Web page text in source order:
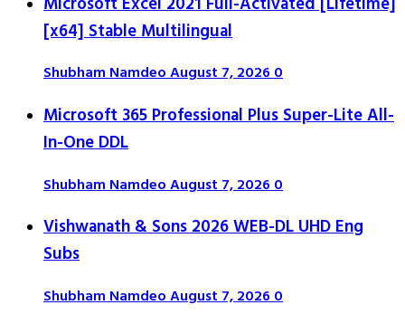
[x64] Stable Multilingual
Shubham NamdeoAugust 7, 20260
Microsoft 365 Professional Plus Super-Lite All-
In-One DDL
Shubham NamdeoAugust 7, 20260
Vishwanath & Sons 2026 WEB-DL UHD Eng
Subs
Shubham NamdeoAugust 7, 20260